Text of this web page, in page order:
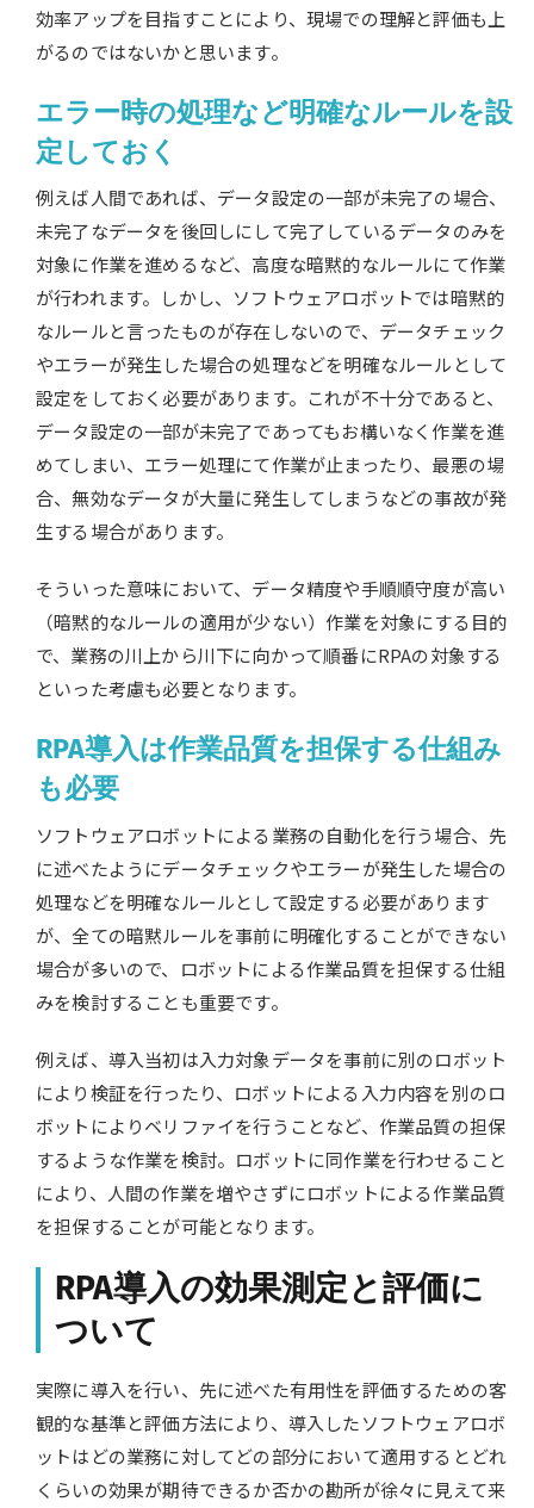
効率アップを目指すことにより、現場での理解と評価も上
がるのではないかと思います。
エラー時の処理など明確なルールを設
定しておく
例えば人間であれば、データ設定の一部が未完了の場合、
未完了なデータを後回しにして完了しているデータのみを
対象に作業を進めるなど、高度な暗黙的なルールにて作業
が行われます。しかし、ソフトウェアロボットでは暗黙的
なルールと言ったものが存在しないので、データチェック
やエラーが発生した場合の処理などを明確なルールとして
設定をしておく必要があります。これが不十分であると、
データ設定の一部が未完了であってもお構いなく作業を進
めてしまい、エラー処理にて作業が止まったり、最悪の場
合、無効なデータが大量に発生してしまうなどの事故が発
生する場合があります。
そういった意味において、データ精度や手順順守度が高い
（暗黙的なルールの適用が少ない）作業を対象にする目的
で、業務の川上から川下に向かって順番にRPAの対象する
といった考慮も必要となります。
RPA導入は作業品質を担保する仕組み
も必要
ソフトウェアロボットによる業務の自動化を行う場合、先
に述べたようにデータチェックやエラーが発生した場合の
処理などを明確なルールとして設定する必要があります
が、全ての暗黙ルールを事前に明確化することができない
場合が多いので、ロボットによる作業品質を担保する仕組
みを検討することも重要です。
例えば、導入当初は入力対象データを事前に別のロボット
により検証を行ったり、ロボットによる入力内容を別のロ
ボットによりベリファイを行うことなど、作業品質の担保
するような作業を検討。ロボットに同作業を行わせること
により、人間の作業を増やさずにロボットによる作業品質
を担保することが可能となります。
RPA導入の効果測定と評価に
ついて
実際に導入を行い、先に述べた有用性を評価するための客
観的な基準と評価方法により、導入したソフトウェアロボ
ットはどの業務に対してどの部分において適用するとどれ
くらいの効果が期待できるか否かの勘所が徐々に見えて来